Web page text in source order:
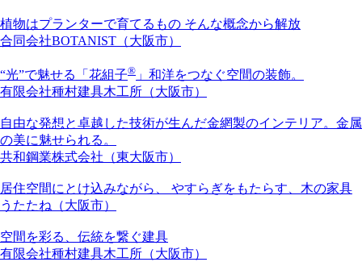
植物はプランターで育てるもの そんな概念から解放
合同会社BOTANIST（大阪市）
“光”で魅せる「花組子® 」和洋をつなぐ空間の装飾。
有限会社種村建具木工所（大阪市）
自由な発想と卓越した技術が生んだ金網製のインテリア。金属
の美に魅せられる。
共和鋼業株式会社（東大阪市）
居住空間にとけ込みながら、 やすらぎをもたらす、木の家具
うたたね（大阪市）
空間を彩る、伝統を繋ぐ建具
有限会社種村建具木工所（大阪市）